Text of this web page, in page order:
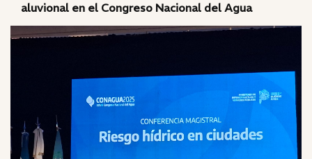
aluvional en el Congreso Nacional del Agua